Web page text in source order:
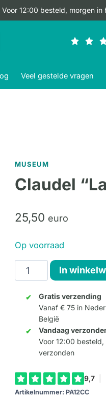
Voor 12:00 besteld, morgen in
Veel gestelde vragen
MUSEUM
Claudel
25,50 euro
Op voorraad
Claudel
"La
Valse"
Miniatuur
aantal
In
Gratis verzending
Vanaf € 75 in
België
Vandaag
Voor 12:00
verzonden
Artikelnummer: PA12CC